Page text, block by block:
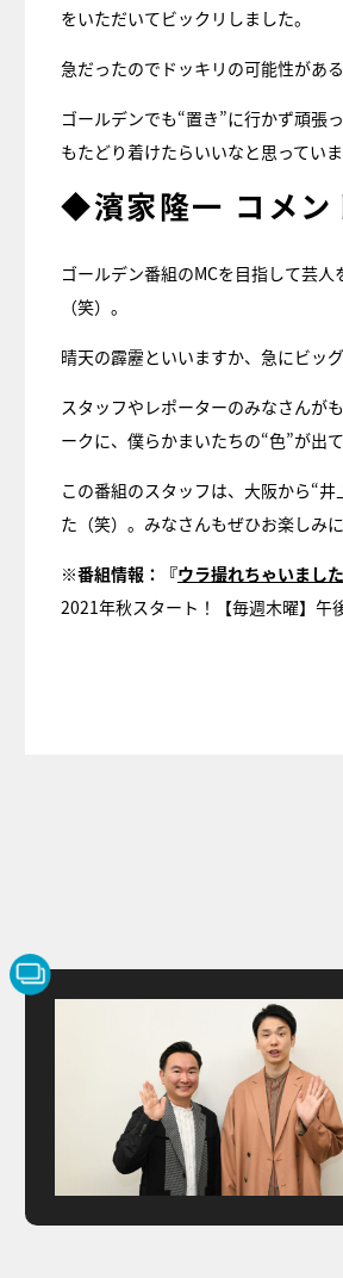
をいただいてビックリしました。
急だったのでドッキリの可能性があ
ゴールデンでも“置き”に行かず頑張
もたどり着けたらいいなと思っていま
◆濱家隆一 コメン
ゴールデン番組のMCを目指して芸
（笑）。
晴天の霹靂といいますか、急にビッ
スタッフやレポーターのみなさんが
ークに、僕らかまいたちの“色”が出
この番組のスタッフは、大阪から“
た（笑）。みなさんもぜひお楽しみに
※番組情報：『ウラ撮れちゃいました
2021年秋スタート！【毎週木曜】午